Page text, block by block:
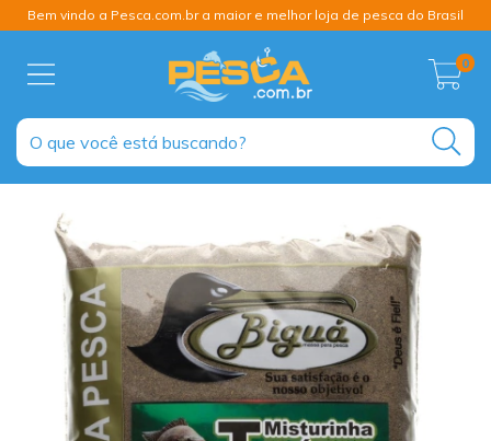
Bem vindo a Pesca.com.br a maior e melhor loja de pesca do Brasil
0